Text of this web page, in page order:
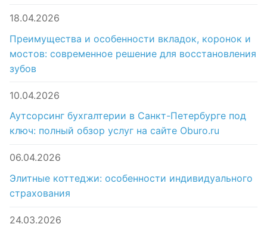
18.04.2026
Преимущества и особенности вкладок, коронок и
мостов: современное решение для восстановления
зубов
10.04.2026
Аутсорсинг бухгалтерии в Санкт-Петербурге под
ключ: полный обзор услуг на сайте Oburo.ru
06.04.2026
Элитные коттеджи: особенности индивидуального
страхования
24.03.2026